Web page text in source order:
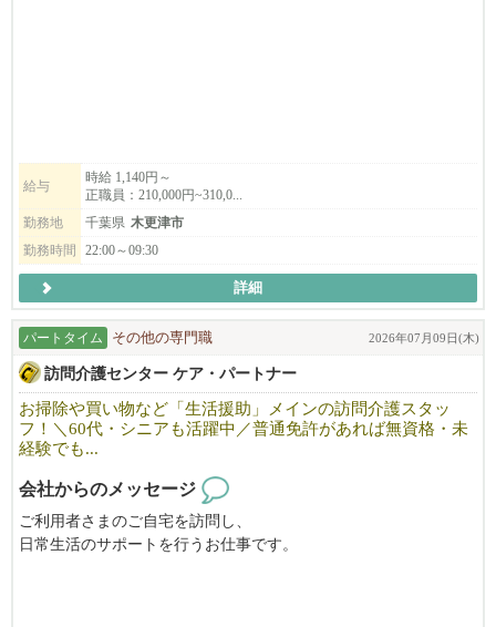
・新しい会社ならではの環境と人間関係に惹かれる方
給与
時給 1,140円～
正職員：210,000円~310,0...
勤務地
千葉県 木更津市
勤務時間
22:00～09:30
詳細
パートタイム その他の専門職 2026年07月09日(木)
訪問介護センター ケア・パートナー
お掃除や買い物など「生活援助」メインの訪問介護スタッ
フ！＼60代・シニアも活躍中／普通免許があれば無資格・未
経験でも...
会社からのメッセージ
ご利用者さまのご自宅を訪問し、
日常生活のサポートを行うお仕事です。